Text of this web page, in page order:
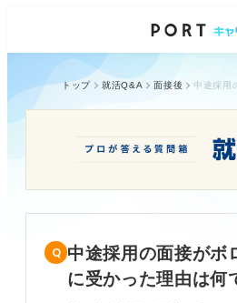
トップ 就活Q&A 面接後
中途採用の面接がボ
に受かった理由は何